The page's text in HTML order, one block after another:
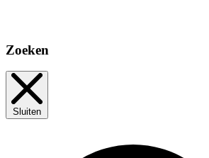
Zoeken
Sluiten